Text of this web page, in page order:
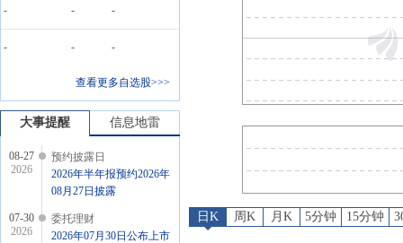
- - -
- - -
查看更多自选股>>>
大事提醒 信息地雷
08-27
2026
预约披露日
2026年半年报预约2026年
08月27日披露
07-30
2026
委托理财
2026年07月30日公布上市
龙虎榜： 2026年06月04日因“有价
预约披露日：2026年半年报预
委托理财 ：2026年07月30日公布上市公司认
业绩预告：2026年07月15日预告
日K 周K 月K 5分钟 15分钟